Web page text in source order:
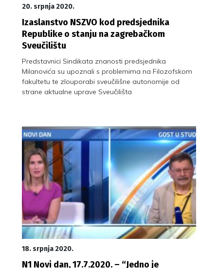
20. srpnja 2020.
Izaslanstvo NSZVO kod predsjednika
Republike o stanju na zagrebačkom
Sveučilištu
Predstavnici Sindikata znanosti predsjednika
Milanovića su upoznali s problemima na Filozofskom
fakultetu te zlouporabi sveučilišne autonomije od
strane aktualne uprave Sveučilišta
18. srpnja 2020.
N1 Novi dan, 17.7.2020. – “Jedno je